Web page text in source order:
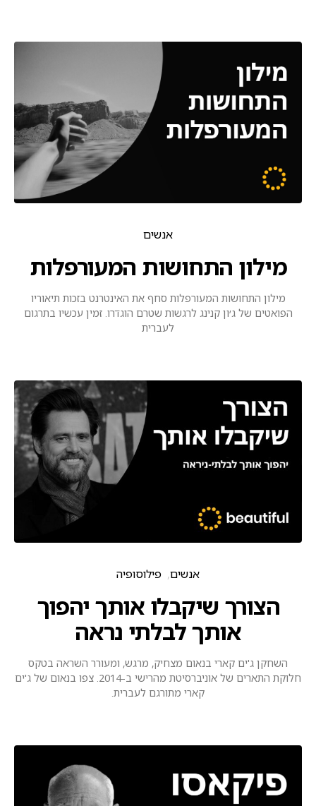
אנשים
מילון התחושות המעורפלות
מילון התחושות המעורפלות סחף את האינטרנט בזכות תיאוריו
הפואטים של ג׳ון קנינג לרגשות שטרם הוגדרו. זמין עכשיו בתרגום
לעברית
אנשים פילוסופיה
הצורך שיקבלו אותך יהפוך
אותך לבלתי נראה
השחקן ג'ים קארי בנאום מצחיק, מרגש, ומעורר השראה בטקס
חלוקת התארים של אוניברסיטת מהרישי ב-2014. צפו בנאום של ג'ים
קארי מתורגם לעברית.